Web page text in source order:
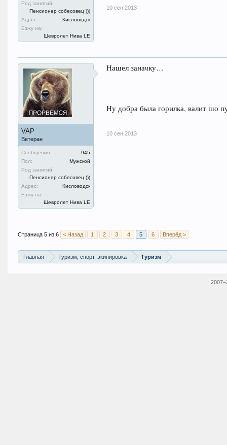
Род занятий:
Пенсионер собесовец )))
Адрес:
Кисловодск
Езжу на:
Шевролет Нива LE
10 сен 2013
VAP
Ветеран
Сообщения:
945
Пол:
Мужской
Род занятий:
Пенсионер собесовец )))
Адрес:
Кисловодск
Езжу на:
Шевролет Нива LE
Нашел заначку…
Ну добра была горилка, валит шо
10 сен 2013
Страница 5 из 6 < Назад 1 2 3 4 5 6 Вперёд >
Главная Туризм, спорт, экипировка Туризм
2007–